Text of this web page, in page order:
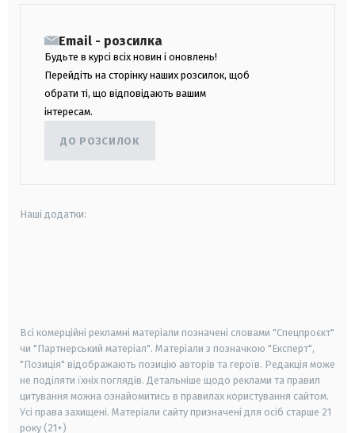
Email - розсилка
Будьте в курсі всіх новин і оновлень!
Перейдіть на сторінку наших розсилок, щоб
обрати ті, що відповідають вашим
інтересам.
ДО РОЗСИЛОК
Наші додатки:
Всі комерційні рекламні матеріали позначені словами "Спецпроєкт"
чи "Партнерський матеріал". Матеріали з позначкою "Експерт",
"Позиція" відображають позицію авторів та героїв. Редакція може
не поділяти їхніх поглядів. Детальніше щодо реклами та правил
цитування можна ознайомитись в правилах користування сайтом.
Усі права захищені. Матеріали сайту призначені для осіб старше 21
року (21+)